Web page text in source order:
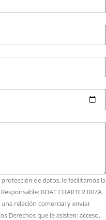
de datos, le facilitamos la
BOAT CHARTER IBIZA
relación comercial y enviar
Derechos que le asisten: acceso,